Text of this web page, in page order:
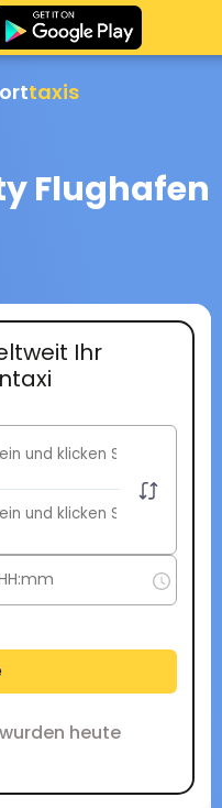
taxis
Flughafen
Ihr
heute